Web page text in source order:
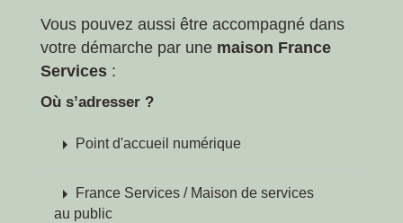
Vous pouvez aussi être accompagné dans
votre démarche par une maison France
Services :
Où s’adresser ?
arrow_right Point d'accueil numérique
arrow_right
France Services / Maison de services
au public